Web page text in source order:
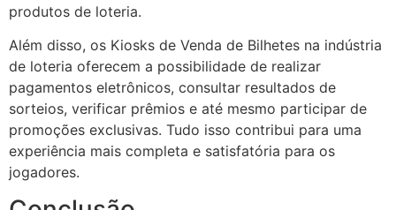
produtos de loteria.
Além disso, os Kiosks de Venda de Bilhetes na indústria
de loteria oferecem a possibilidade de realizar
pagamentos eletrônicos, consultar resultados de
sorteios, verificar prêmios e até mesmo participar de
promoções exclusivas. Tudo isso contribui para uma
experiência mais completa e satisfatória para os
jogadores.